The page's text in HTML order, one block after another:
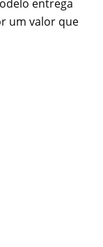
entrega
um valor que